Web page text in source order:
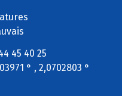
45 40 25
° , 2,0702803 °